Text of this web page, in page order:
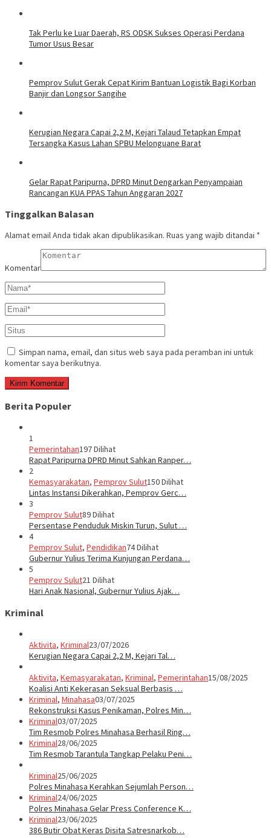
Tak Perlu ke Luar Daerah, RS ODSK Sukses Operasi Perdana
Tumor Usus Besar
Pemprov Sulut Gerak Cepat Kirim Bantuan Logistik Bagi Korban
Banjir dan Longsor Sangihe
Kerugian Negara Capai 2,2 M, Kejari Talaud Tetapkan Empat
Tersangka Kasus Lahan SPBU Melonguane Barat
Gelar Rapat Paripurna, DPRD Minut Dengarkan Penyampaian
Rancangan KUA PPAS Tahun Anggaran 2027
Tinggalkan Balasan
Alamat email Anda tidak akan dipublikasikan. Ruas yang wajib ditandai *
Komentar
Simpan nama, email, dan situs web saya pada peramban ini untuk
komentar saya berikutnya.
Berita Populer
1
Pemerintahan197 Dilihat
Rapat Paripurna DPRD Minut Sahkan Ranper…
2
Kemasyarakatan, Pemprov Sulut150 Dilihat
Lintas Instansi Dikerahkan, Pemprov Gerc…
3
Pemprov Sulut89 Dilihat
Persentase Penduduk Miskin Turun, Sulut …
4
Pemprov Sulut, Pendidikan74 Dilihat
Gubernur Yulius Terima Kunjungan Perdana…
5
Pemprov Sulut21 Dilihat
Hari Anak Nasional, Gubernur Yulius Ajak…
Kriminal
Aktivita, Kriminal23/07/2026
Kerugian Negara Capai 2,2 M, Kejari Tal…
Aktivita, Kemasyarakatan, Kriminal, Pemerintahan15/08/2025
Koalisi Anti Kekerasan Seksual Berbasis …
Kriminal, Minahasa03/07/2025
Rekonstruksi Kasus Penikaman, Polres Min…
Kriminal03/07/2025
Tim Resmob Polres Minahasa Berhasil Ring…
Kriminal28/06/2025
Tim Resmob Tarantula Tangkap Pelaku Peni…
Kriminal25/06/2025
Polres Minahasa Kerahkan Sejumlah Person…
Kriminal24/06/2025
Polres Minahasa Gelar Press Conference K…
Kriminal23/06/2025
386 Butir Obat Keras Disita Satresnarkob…